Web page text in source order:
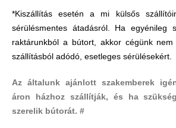
*Kiszállítás esetén a mi külsős
sérülésmentes átadásról. Ha
raktárunkból a bútort, akkor cégünk
szállításból adódó, esetleges sérülésekért.
Az általunk ajánlott szakemberek
áron házhoz szállítják, és ha
szerelik bútorát. #